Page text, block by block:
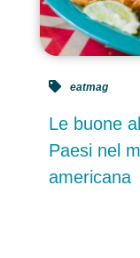
Le buone
Paesi nel
americana
eatmag